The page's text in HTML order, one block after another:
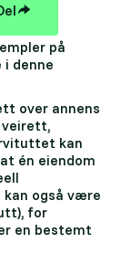
på
denne
over annens
veirett,
kan
én eiendom
også være
for
en bestemt